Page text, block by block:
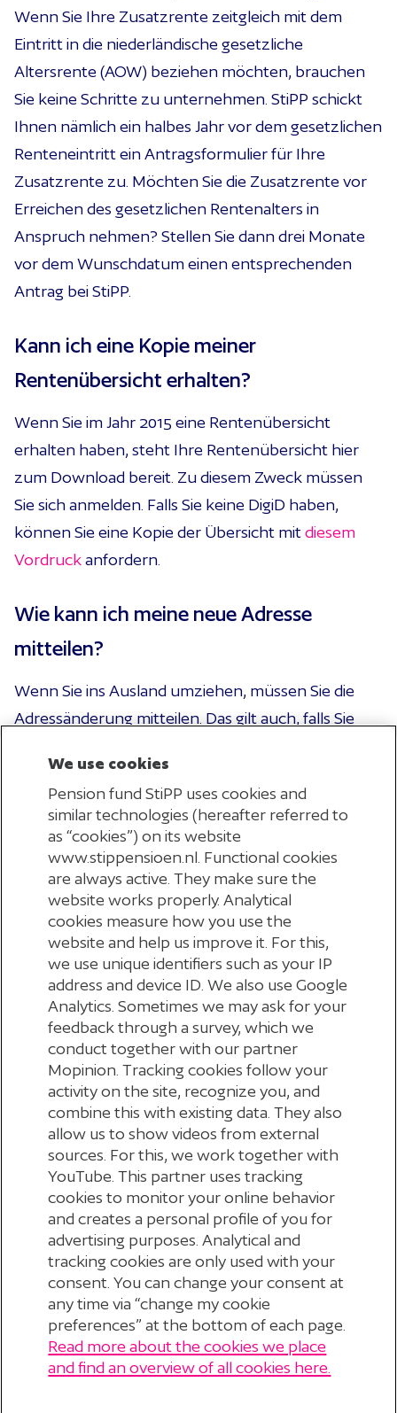
Wenn Sie Ihre Zusatzrente zeitgleich mit dem
Eintritt in die niederländische gesetzliche
Altersrente (AOW) beziehen möchten, brauchen
Sie keine Schritte zu unternehmen. StiPP schickt
Ihnen nämlich ein halbes Jahr vor dem gesetzlichen
Renteneintritt ein Antragsformulier für Ihre
Zusatzrente zu. Möchten Sie die Zusatzrente vor
Erreichen des gesetzlichen Rentenalters in
Anspruch nehmen? Stellen Sie dann drei Monate
vor dem Wunschdatum einen entsprechenden
Antrag bei StiPP.
Kann ich eine Kopie meiner
Rentenübersicht erhalten?
Wenn Sie im Jahr 2015 eine Rentenübersicht
erhalten haben, steht Ihre Rentenübersicht hier
zum Download bereit. Zu diesem Zweck müssen
Sie sich anmelden. Falls Sie keine DigiD haben,
können Sie eine Kopie der Übersicht mitdiesem
Vordruckanfordern.
Wie kann ich meine neue Adresse
mitteilen?
Wenn Sie ins Ausland umziehen, müssen Sie die
Adressänderung mitteilen. Das gilt auch, falls Sie
StiPP erhält keine automatische Benachrichtigung
von Umzügen im Ausland.Hier können Sie die
Adressänderung vornehmen . Bitte beachten Sie,
dass das Formular in englischer Sprache
auszufüllen ist.
Muss ich meinen Partner anmelden?
Sie brauchen Ihren Partner nicht anzumelden. Im
Falle Ihres Todes nimmt StiPP Kontakt mit Ihren
Angehörigen auf.
HABEN SIE EINE FRAGE ZU IHRER
RENTE?
© 2026 Stichting Pensioenfonds voor
We use cookies
Pension fund StiPP uses cookies and
similar technologies (hereafter referred to
as “cookies”) on its website
www.stippensioen.nl. Functional cookies
are always active. They make sure the
website works properly. Analytical
cookies measure how you use the
website and help us improve it. For this,
we use unique identifiers such as your IP
address and device ID. We also use Google
Analytics. Sometimes we may ask for your
feedback through a survey, which we
conduct together with our partner
Mopinion. Tracking cookies follow your
activity on the site, recognize you, and
combine this with existing data. They also
allow us to show videos from external
sources. For this, we work together with
YouTube. This partner uses tracking
cookies to monitor your online behavior
and creates a personal profile of you for
advertising purposes. Analytical and
tracking cookies are only used with your
consent. You can change your consent at
any time via “change my cookie
preferences” at the bottom of each page.
Read more about the cookies we place
and find an overview of all cookies here.